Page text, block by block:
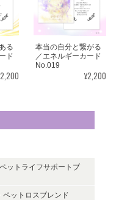
れば、宜しくお願い致し
ただき、誠にありがと
に入っていただけた
とても励みになりま
る
ド
¥2,200
本当の自分と繋がる
／エネルギーカード
No.019
¥2,200
ットライフサポートブ
ペットロスブレンド